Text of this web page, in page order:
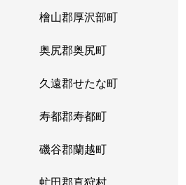
檜山郡厚沢部町
奥尻郡奥尻町
久遠郡せたな町
寿都郡寿都町
磯谷郡蘭越町